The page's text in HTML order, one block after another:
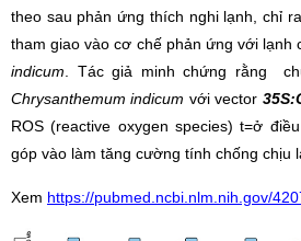
theo sau phản ứng thích nghi lạnh, chỉ
tham giao vào cơ chế phản ứng với lạnh
indicum . Tác giả minh chứng rằng
Chrysanthemum indicum với vector
ROS (reactive oxygen species) t=ở
góp vào làm tăng cường tính chống chịu
Xem https://pubmed.ncbi.nlm.nih.gov/